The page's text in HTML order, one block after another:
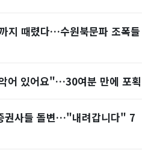
지 때렸다…수원북문파 조폭들
어 있어요"…30여분 만에 포획
권사들 돌변…"내려갑니다" 7